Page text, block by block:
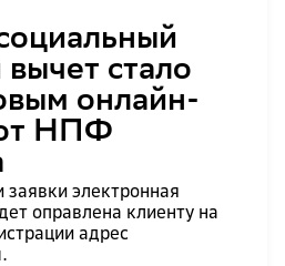
стало
онлайн-
НПФ
заявки электронная
оправлена клиенту на
адрес